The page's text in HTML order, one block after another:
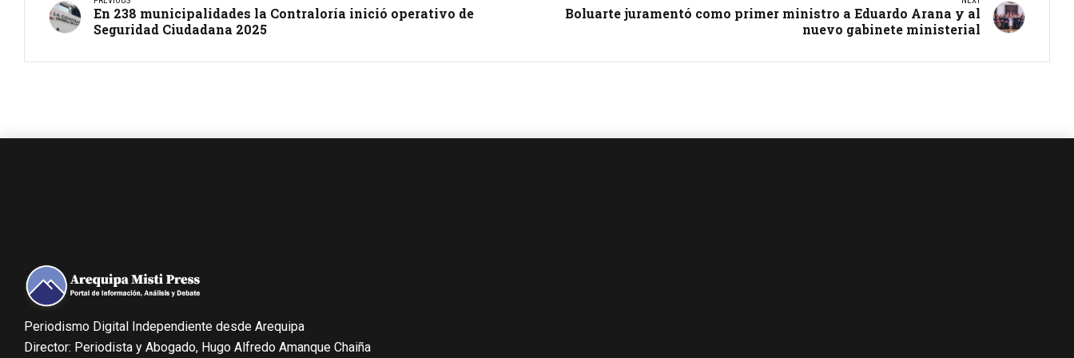
En 238 municipalidades la Contraloría inició operativo de
Seguridad Ciudadana 2025
Boluarte juramentó como primer ministro a Eduardo Arana y al
nuevo gabinete ministerial
Periodismo Digital Independiente desde Arequipa
Director: Periodista y Abogado, Hugo Alfredo Amanque Chaiña